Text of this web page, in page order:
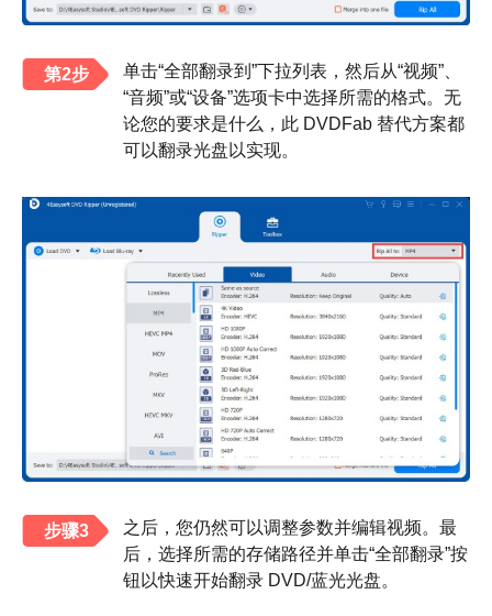
第2步
单击“全部翻录到”下拉列表，然后从“视频”、
“音频”或“设备”选项卡中选择所需的格式。无
论您的要求是什么，此 DVDFab 替代方案都
可以翻录光盘以实现。
步骤3
之后，您仍然可以调整参数并编辑视频。最
后，选择所需的存储路径并单击“全部翻录”按
钮以快速开始翻录 DVD/蓝光光盘。